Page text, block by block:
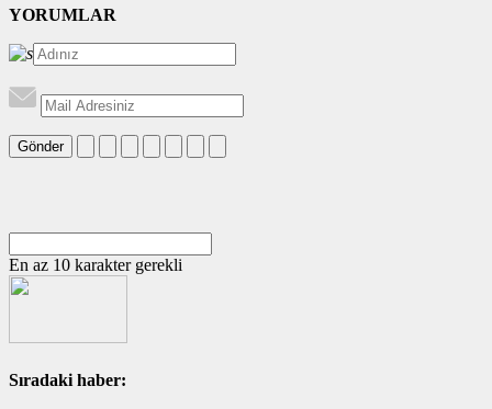
YORUMLAR
Gönder
En az 10 karakter gerekli
Sıradaki haber: